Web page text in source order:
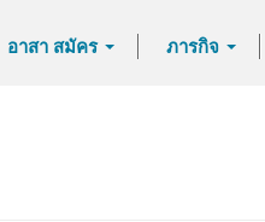
อาสา สมัคร ภารกิจ